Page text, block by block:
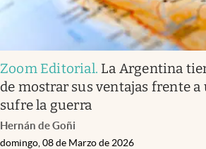
Zoom Editorial. La Argentina
de mostrar sus ventajas frente
sufre la guerra
Hernán de Goñi
domingo, 08 de Marzo de 2026